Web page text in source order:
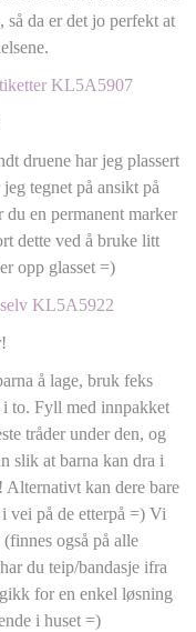
da er det jo perfekt at
druene har jeg plassert
tegnet på ansikt på
en permanent marker
dette ved å bruke litt
opp glasset =)
å lage, bruk feks
to. Fyll med innpakket
tråder under den, og
slik at barna kan dra i
Alternativt kan dere bare
vei på de etterpå =) Vi
også på alle
du teip/bandasje ifra
for en enkel løsning
i huset =)